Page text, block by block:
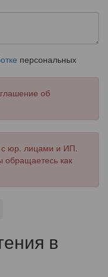
персональных
об
с юр. лицами и ИП.
как
в